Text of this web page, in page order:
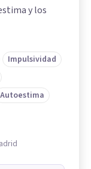
y los
Impulsividad
Autoestima